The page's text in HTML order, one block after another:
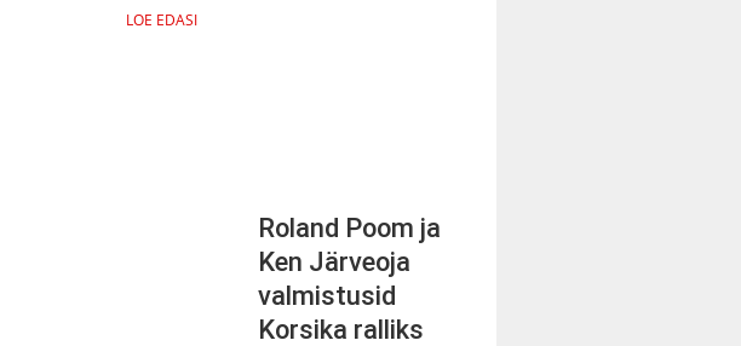
LOE EDASI
Roland Poom ja
Ken Järveoja
valmistusid
Korsika ralliks